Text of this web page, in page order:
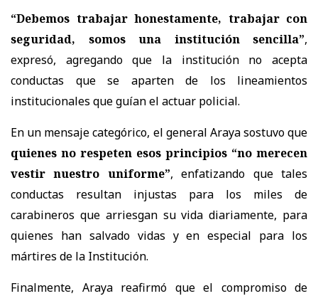
“Debemos trabajar honestamente, trabajar con
seguridad, somos una institución sencilla”,
expresó, agregando que la institución no acepta
conductas que se aparten de los lineamientos
institucionales que guían el actuar policial.
En un mensaje categórico, el general Araya sostuvo que
quienes no respeten esos principios “no merecen
vestir nuestro uniforme”, enfatizando que tales
conductas resultan injustas para los miles de
carabineros que arriesgan su vida diariamente, para
quienes han salvado vidas y en especial para los
mártires de la Institución.
Finalmente, Araya reafirmó que el compromiso de